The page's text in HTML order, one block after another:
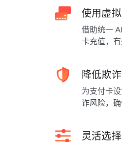
使用虚
借助统一
卡充值，有
降低欺
为支付卡
诈风险，确
灵活选